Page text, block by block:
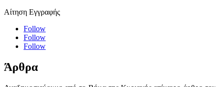
Αίτηση Εγγραφής
Follow
Follow
Follow
Άρθρα